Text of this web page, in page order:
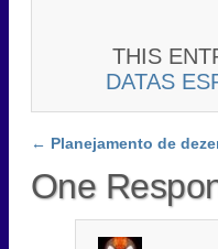
THIS
DATAS
Post navigation
← Planejamento de
One